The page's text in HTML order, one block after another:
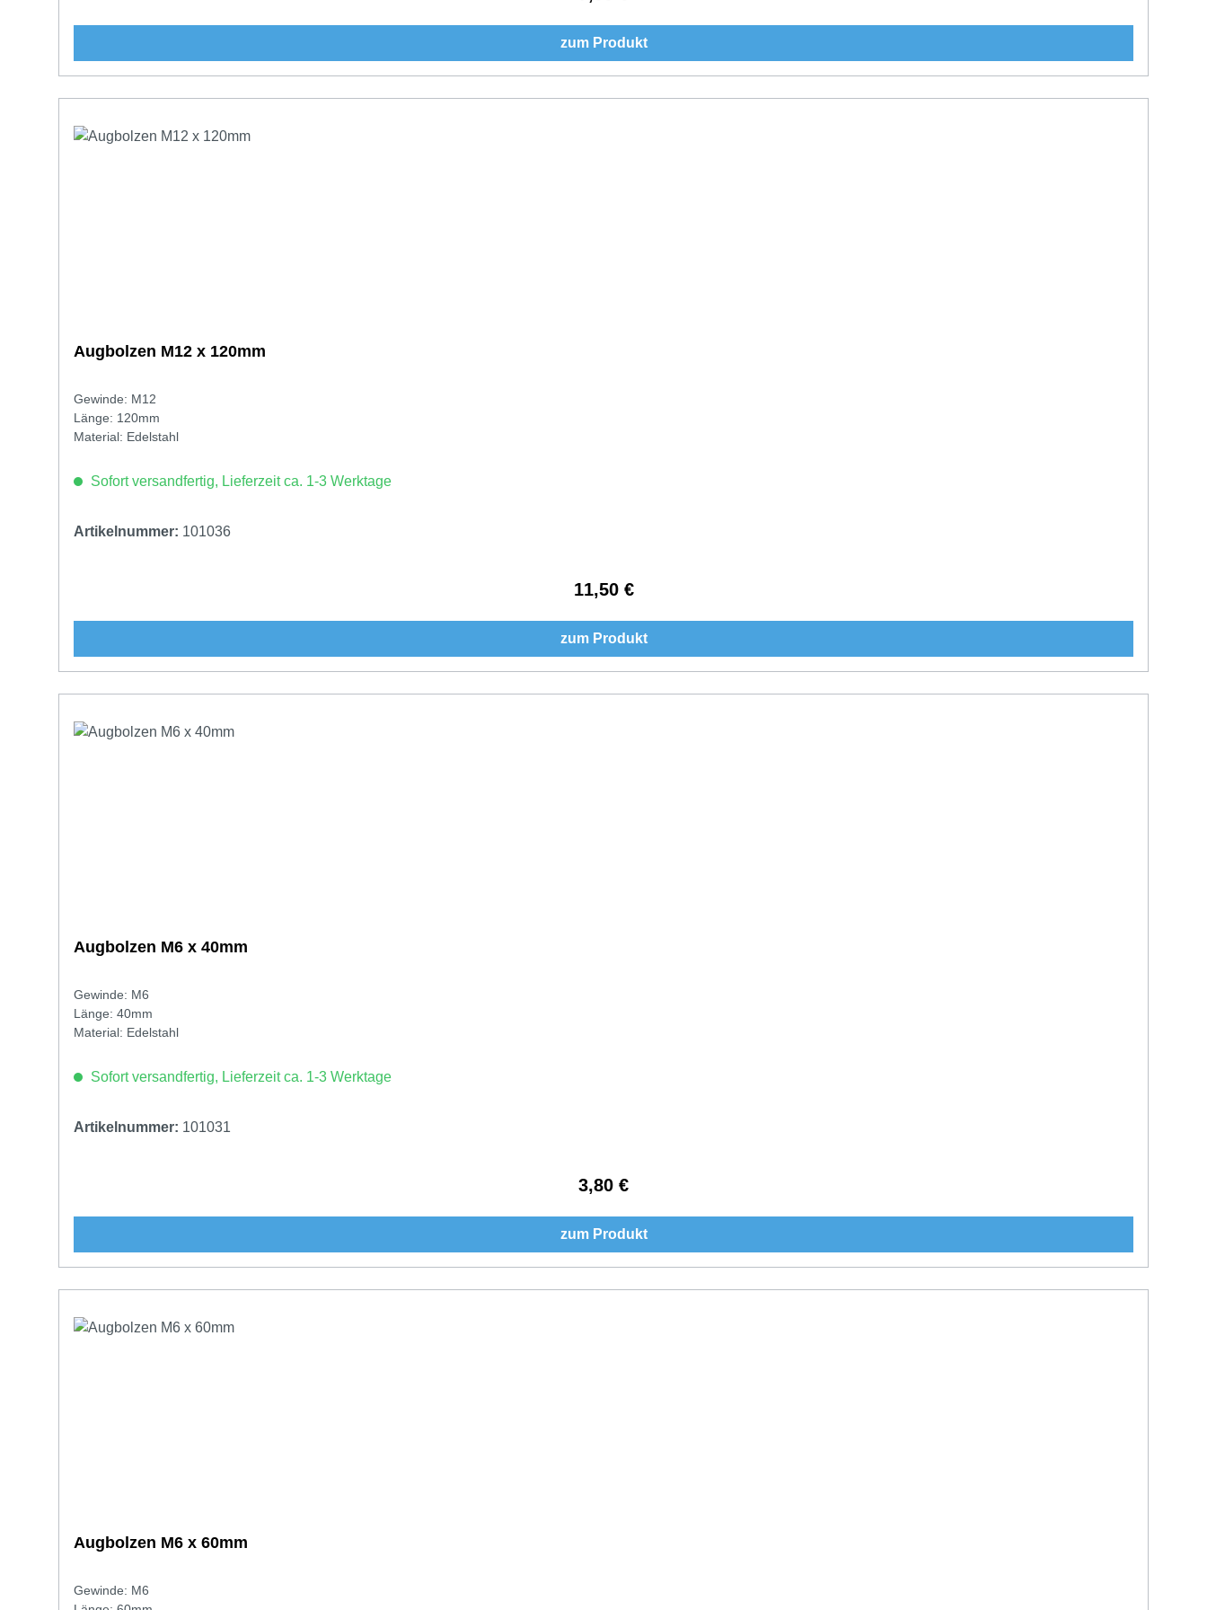
zum Produkt
Augbolzen M12 x 120mm
Gewinde: M12
Länge: 120mm
Material: Edelstahl
Sofort versandfertig, Lieferzeit ca. 1-3 Werktage
Artikelnummer: 101036
Regulärer Preis:
11,50 €
zum Produkt
Augbolzen M6 x 40mm
Gewinde: M6
Länge: 40mm
Material: Edelstahl
Sofort versandfertig, Lieferzeit ca. 1-3 Werktage
Artikelnummer: 101031
Regulärer Preis:
3,80 €
zum Produkt
Augbolzen M6 x 60mm
Gewinde: M6